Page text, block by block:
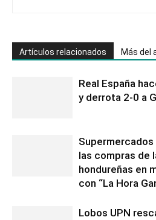
Artículos relacionados Más del
Real España
y derrota 2-0 a
las compras de
hondureñas en
con “La Hora
Lobos UPN